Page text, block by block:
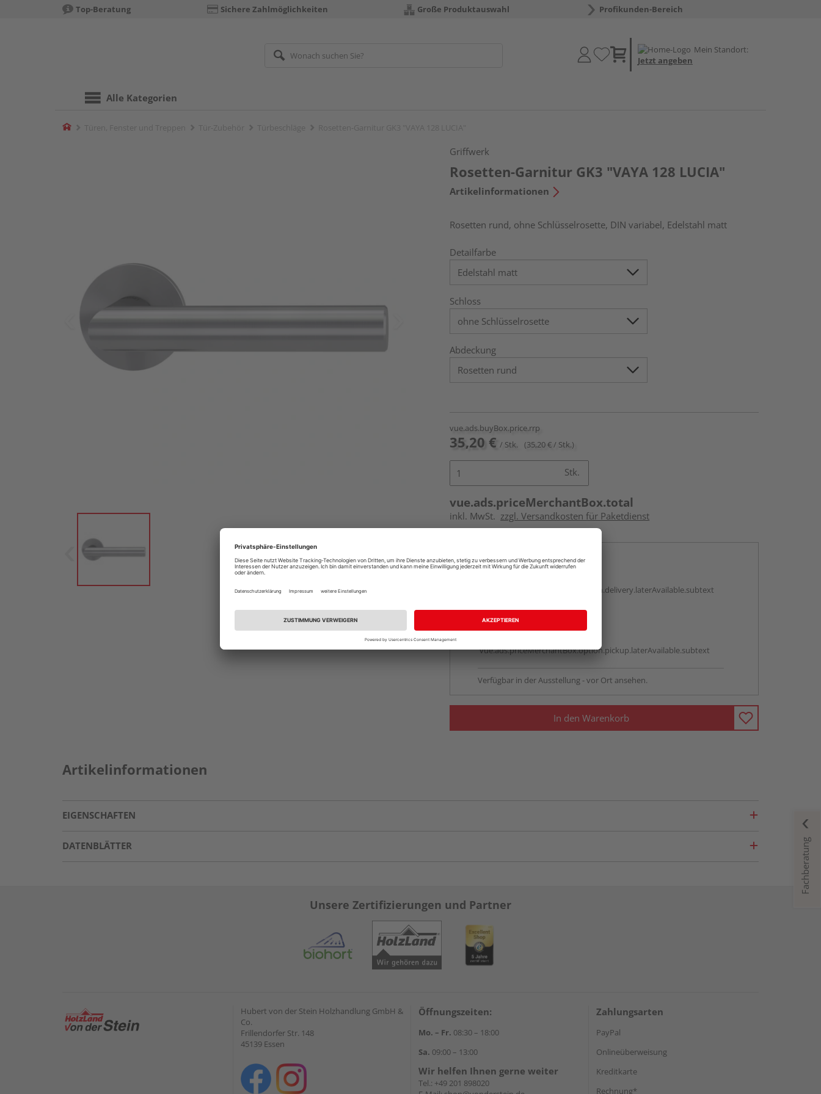
Top-Beratung Sichere Zahlmöglichkeiten Große Produktauswahl Profikunden-Bereich
Mein Standort:
Jetzt angeben
Alle Kategorien
Home
Griffwerk
Rosetten-Garnitur GK3 "VAYA 128 LUCIA"
Artikelinformationen
Rosetten rund, ohne Schlüsselrosette, DIN variabel, Edelstahl matt
Detailfarbe
Schloss
Abdeckung
vue.ads.buyBox.price.rrp
35,20 € / Stk. (35,20 € / Stk.)
Stk.
vue.ads.priceMerchantBox.total
inkl. MwSt.zzgl. Versandkosten für Paketdienst
Online bestellen
vue.ads.priceMerchantBox.option.delivery.laterAvailable.subtext
Beim Händler abholen
vue.ads.priceMerchantBox.option.pickup.laterAvailable.subtext
Verfügbar in der Ausstellung - vor Ort ansehen.
In den Warenkorb
Artikelinformationen
EIGENSCHAFTEN
DATENBLÄTTER Fachberatung
Unsere Zertifizierungen und Partner
Hubert von der Stein Holzhandlung GmbH &
Co.
Frillendorfer Str. 148
45139 Essen
Öffnungszeiten:
Mo. – Fr. 08:30 – 18:00
Sa. 09:00 – 13:00
Wir helfen Ihnen gerne weiter
Tel.: +49 201 898020
Zahlungsarten
PayPal
Onlineüberweisung
Kreditkarte
Rechnung*